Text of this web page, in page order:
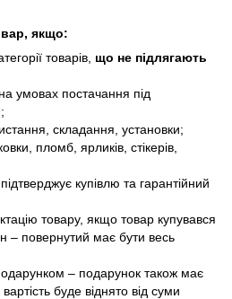
якщо:
товарів, що не підлягають
умовах постачання під
складання, установки;
пломб, ярликів, стікерів,
купівлю та гарантійний
товару, якщо товар купувався
– повернутий має бути весь
– подарунок також має
буде віднято від суми